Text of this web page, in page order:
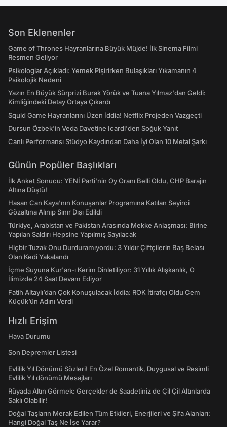
Son Eklenenler
Game of Thrones Hayranlarına Büyük Müjde! İlk Sinema Filmi
Resmen Geliyor
Psikologlar Açıkladı: Yemek Pişirirken Bulaşıkları Yıkamanın 4
Psikolojik Nedeni
Yazın En Büyük Sürprizi Burak Yörük ve Tuana Yılmaz'dan Geldi:
Kimliğindeki Detay Ortaya Çıkardı
Squid Game Hayranlarını Üzen İddia! Netflix Projeden Vazgeçti
Dursun Özbek'in Veda Davetine Icardi'den Soğuk Yanıt
Canlı Performansı Stüdyo Kaydından Daha İyi Olan 10 Metal Şarkı
Günün Popüler Başlıkları
İlk Anket Sonucu: YENİ Parti'nin Oy Oranı Belli Oldu, CHP Barajın
Altına Düştü!
Hasan Can Kaya’nın Konuşanlar Programına Katılan Seyirci
Gözaltına Alınıp Sınır Dışı Edildi
Türkiye, Arabistan ve Pakistan Arasında Mekke Anlaşması: Birine
Yapılan Saldırı Hepsine Yapılmış Sayılacak
Hiçbir Tuzak Onu Durduramıyordu: 3 Yıldır Çiftçilerin Baş Belası
Olan Kedi Yakalandı
İçme Suyuna Kur'an-ı Kerim Dinletiliyor: 31 Yıllık Alışkanlık, O
İlimizde 24 Saat Devam Ediyor
Fatih Altaylı’dan Çok Konuşulacak İddia: ROK İtirafçı Oldu Cem
Küçük’ün Adını Verdi
Hızlı Erişim
Hava Durumu
Son Depremler Listesi
Evlilik Yıl Dönümü Sözleri! En Özel Romantik, Duygusal ve Resimli
Evlilik Yıl dönümü Mesajları
Rüyada Altın Görmek: Gerçekler de Saadetiniz de Çil Çil Altınlarda
Saklı Olabilir!
Doğal Taşların Merak Edilen Tüm Etkileri, Enerjileri ve Şifa Alanları:
Hangi Doğal Taş Ne İşe Yarar?